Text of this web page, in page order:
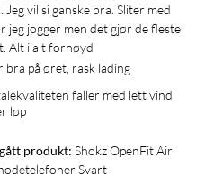
i IP54-klassen² er din
ikke bekymre deg for
til to enheter
til en bærbar datamaskin og en
med et enkelt trykk når
Jeg vil si ganske bra. Sliter med
jeg jogger men det gjør de fleste
Alt i alt fornøyd
bra på øret, rask lading
faller med lett vind
løp
produkt: Shokz OpenFit Air
Svart